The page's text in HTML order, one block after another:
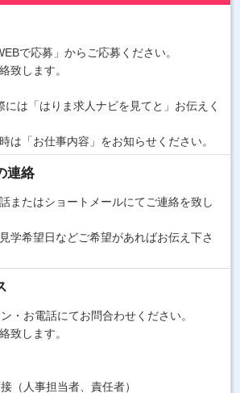
で応募」からご応募ください。
致します。
は「はりま求人ナビを見てと」お伝えく
は「お仕事内容」をお知らせください。
連絡
またはショートメールにてご連絡を致し
学希望日などご希望があればお伝え下さ
・お電話にてお問合わせください。
致します。
（人事担当者、責任者）